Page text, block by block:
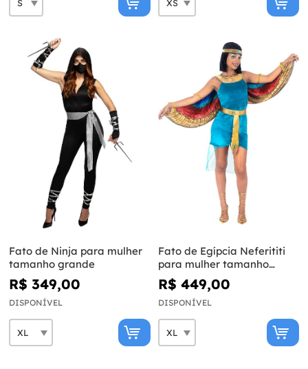
Fato de Ninja para mulher
tamanho grande
R$ 349,00
DISPONÍVEL
Fato de Egípcia Neferititi
para mulher tamanho
grande
R$ 449,00
DISPONÍVEL